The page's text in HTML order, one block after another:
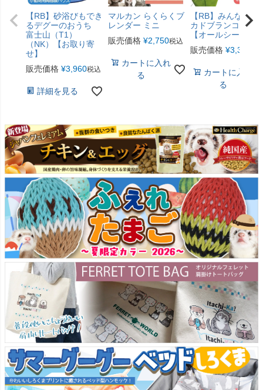
【RB】砂浴びもでき
るデグーのおうち
富士山（T1）
（NK）【お取り寄
せ】
販売価格 ¥3,960税込
詳細を見る
マルカン らくらくブ
レンダー ミニ
販売価格 ¥2,750税込
カートに入れ
る
【RB】みんなのア
カドブランコ（F2
【オールシーズン
販売価格 ¥3,300
カートに入れ
る